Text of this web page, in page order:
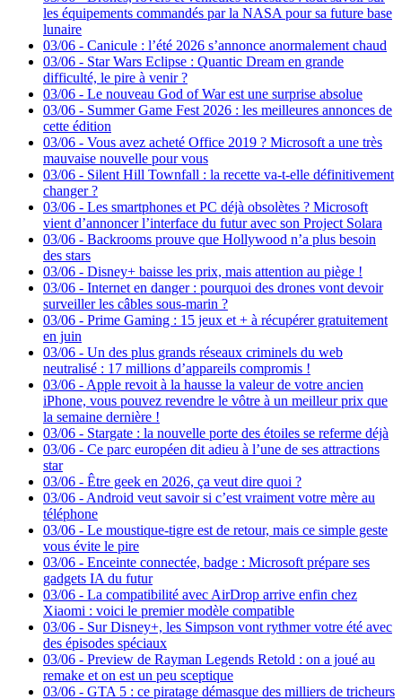
les équipements commandés par la NASA pour sa future base
lunaire
03/06 - Canicule : l’été 2026 s’annonce anormalement chaud
03/06 - Star Wars Eclipse : Quantic Dream en grande
difficulté, le pire à venir ?
03/06 - Le nouveau God of War est une surprise absolue
03/06 - Summer Game Fest 2026 : les meilleures annonces de
cette édition
03/06 - Vous avez acheté Office 2019 ? Microsoft a une très
mauvaise nouvelle pour vous
03/06 - Silent Hill Townfall : la recette va-t-elle définitivement
changer ?
03/06 - Les smartphones et PC déjà obsolètes ? Microsoft
vient d’annoncer l’interface du futur avec son Project Solara
03/06 - Backrooms prouve que Hollywood n’a plus besoin
des stars
03/06 - Disney+ baisse les prix, mais attention au piège !
03/06 - Internet en danger : pourquoi des drones vont devoir
surveiller les câbles sous-marin ?
03/06 - Prime Gaming : 15 jeux et + à récupérer gratuitement
en juin
03/06 - Un des plus grands réseaux criminels du web
neutralisé : 17 millions d’appareils compromis !
03/06 - Apple revoit à la hausse la valeur de votre ancien
iPhone, vous pouvez revendre le vôtre à un meilleur prix que
la semaine dernière !
03/06 - Stargate : la nouvelle porte des étoiles se referme déjà
03/06 - Ce parc européen dit adieu à l’une de ses attractions
star
03/06 - Être geek en 2026, ça veut dire quoi ?
03/06 - Android veut savoir si c’est vraiment votre mère au
téléphone
03/06 - Le moustique-tigre est de retour, mais ce simple geste
vous évite le pire
03/06 - Enceinte connectée, badge : Microsoft prépare ses
gadgets IA du futur
03/06 - La compatibilité avec AirDrop arrive enfin chez
Xiaomi : voici le premier modèle compatible
03/06 - Sur Disney+, les Simpson vont rythmer votre été avec
des épisodes spéciaux
03/06 - Preview de Rayman Legends Retold : on a joué au
remake et on est un peu sceptique
03/06 - GTA 5 : ce piratage démasque des milliers de tricheurs